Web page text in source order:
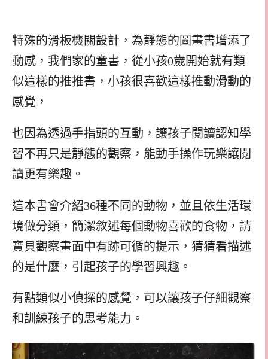
特殊的滑板機關設計，為靜態的圖畫書增添了
動感，我們家的童書，從小孩0歲開始就有類
似這樣的推推書，小孩很喜歡這樣推動滑動的
感覺，
也因為透過手指頭的互動，讓孩子閱讀認知學
習不再只是靜態的觀察，能動手操作玩樂讓閱
讀更有樂趣。
這本書會介紹36種不同的動物，並且依生活環
境做分類，簡潔敘述每個動物喜歡的食物，請
寶貝觀察畫面中有跡可循的提示，猜猜看描述
的是什麼，引起孩子的學習興趣。
有點類似小偵探的感覺，可以讓孩子仔細觀察
和訓練孩子的思考能力。